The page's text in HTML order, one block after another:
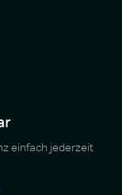
einfach jederzeit